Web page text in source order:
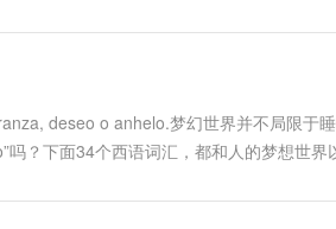
deseo o anhelo.梦幻世界并不局限于
吗？下面34个西语词汇，都和人的梦想世界